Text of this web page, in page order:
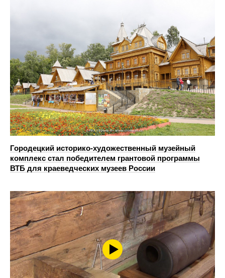
Городецкий историко-художественный музейный
комплекс стал победителем грантовой программы
ВТБ для краеведческих музеев России